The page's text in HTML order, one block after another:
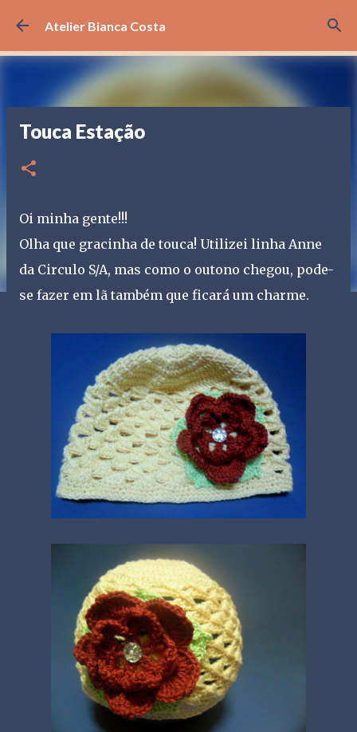
Pular para o conteúdo principal
Atelier Bianca Costa
Touca Estação
Oi minha gente!!!
Olha que gracinha de touca! Utilizei linha Anne
da Circulo S/A, mas como o outono chegou, pode-
se fazer em lã também que ficará um charme.